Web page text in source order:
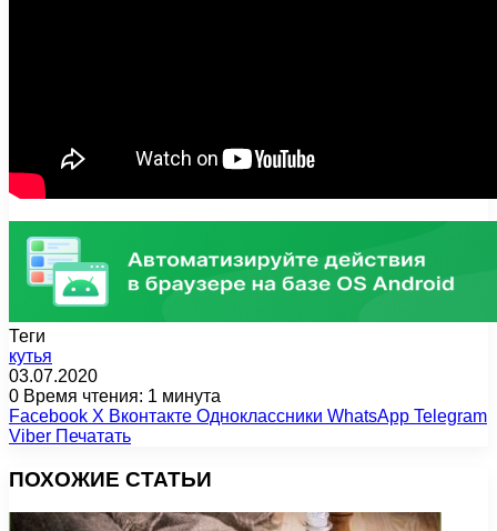
Теги
кутья
03.07.2020
0 Время чтения: 1 минута
Facebook X Вконтакте Одноклассники WhatsApp Telegram
Viber Печатать
ПОХОЖИЕ СТАТЬИ